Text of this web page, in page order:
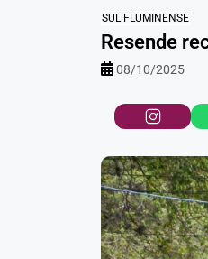
SUL FLUMINENSE
Resende
08/10/2025